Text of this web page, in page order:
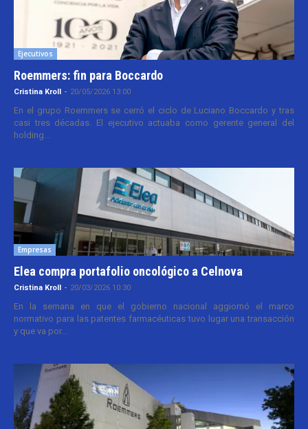
Ejecutivos
Roemmers: fin para Boccardo
Cristina Kroll - 20/05/2026 13:00
En el grupo Roemmers se cerró el ciclo de Luciano Boccardo y tras
casi tres décadas. El ejecutivo actuaba como gerente general del
holding...
Empresas
Elea compra portafolio oncológico a Celnova
Cristina Kroll - 20/03/2026 10:30
En la semana en que el gobierno nacional aggiornó el marco
normativo para las patentes farmacéuticas tuvo lugar una transacción
y que va por...